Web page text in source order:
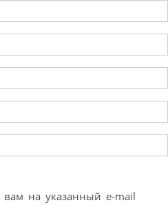
вам на указанный e-mail